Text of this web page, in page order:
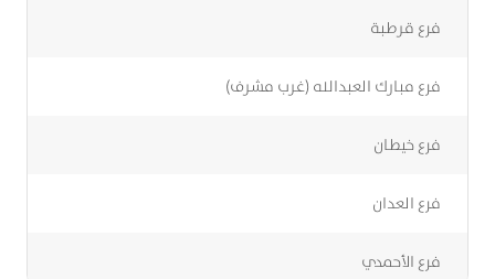
فرع قرطبة
فرع مبارك العبدالله (غرب مشرف)
فرع خيطان
فرع العدان
فرع الأحمدي